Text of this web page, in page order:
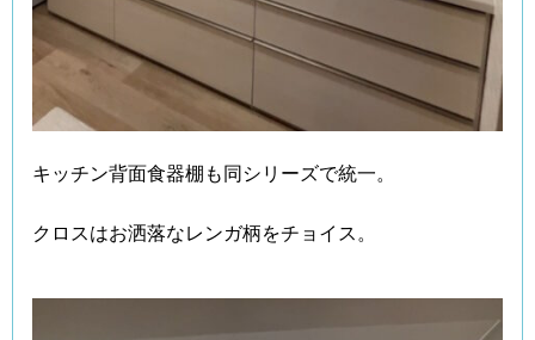
キッチン背面食器棚も同シリーズで統一。
クロスはお洒落なレンガ柄をチョイス。